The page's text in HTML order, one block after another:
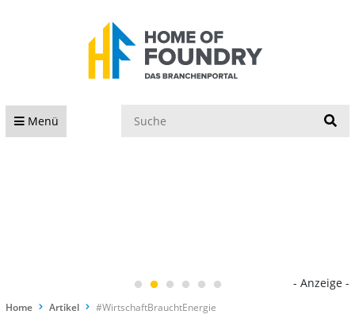
Menü
- Anzeige -
Home Artikel #WirtschaftBrauchtEnergie